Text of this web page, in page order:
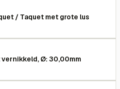
/ Taquet met grote lus
Ø: 30,00mm